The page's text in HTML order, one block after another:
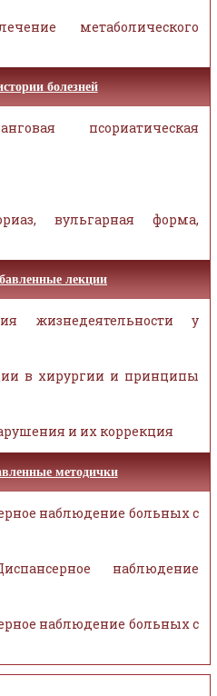
метаболического
болезней
псориатическая
вульгарная форма,
лекции
жизнедеятельности у
в хирургии и принципы
и их коррекция
методички
наблюдение больных с
наблюдение
наблюдение больных с